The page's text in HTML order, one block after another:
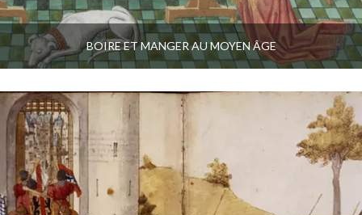
BOIRE ET MANGER AU MOYEN ÂGE